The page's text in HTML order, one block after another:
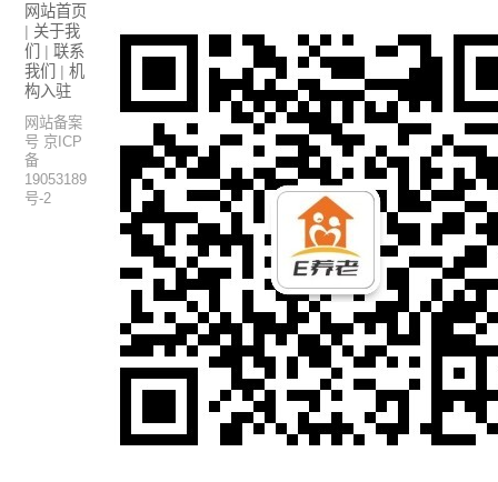
网站首页
| 关于我
们 | 联系
我们 | 机
构入驻
网站备案
号 京ICP
备
19053189
号-2